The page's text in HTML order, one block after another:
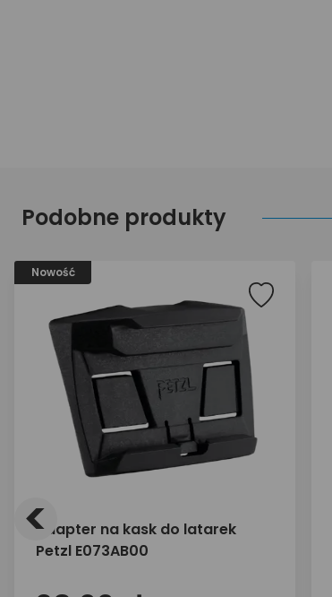
Podobne produkty
Nowość
adapter na kask do latarek
Petzl E073AB00
<